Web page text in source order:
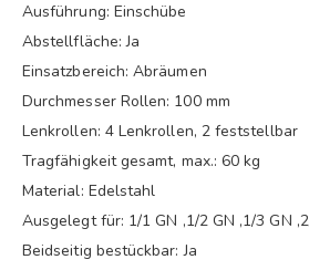
Ausführung: Einschübe
Abstellfläche: Ja
Einsatzbereich: Abräumen
Durchmesser Rollen: 100 mm
Lenkrollen: 4 Lenkrollen, 2 feststellbar
Tragfähigkeit gesamt, max.: 60 kg
Material: Edelstahl
Ausgelegt für: 1/1 GN ,1/2 GN ,1/3 GN
Beidseitig bestückbar: Ja